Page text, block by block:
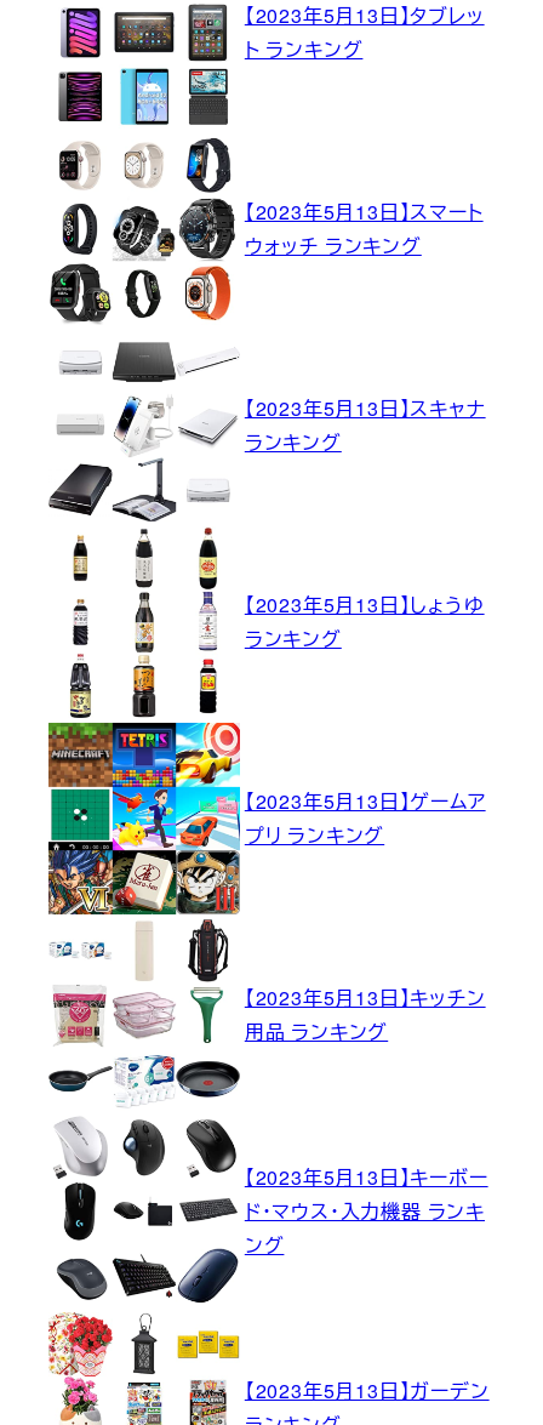
【2023年5月13日】タブレッ
ト ランキング
【2023年5月13日】スマート
ウォッチ ランキング
【2023年5月13日】スキャナ
ランキング
【2023年5月13日】しょうゆ
ランキング
【2023年5月13日】ゲームア
プリ ランキング
【2023年5月13日】キッチン
用品 ランキング
【2023年5月13日】キーボー
ド・マウス・入力機器 ランキ
ング
【2023年5月13日】ガーデン